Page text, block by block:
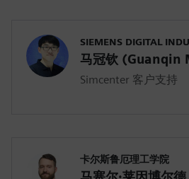
SIEMENS DIGITAL
马冠钦 (Guanqin
Simcenter 客户支持
卡尔斯鲁厄理工学院